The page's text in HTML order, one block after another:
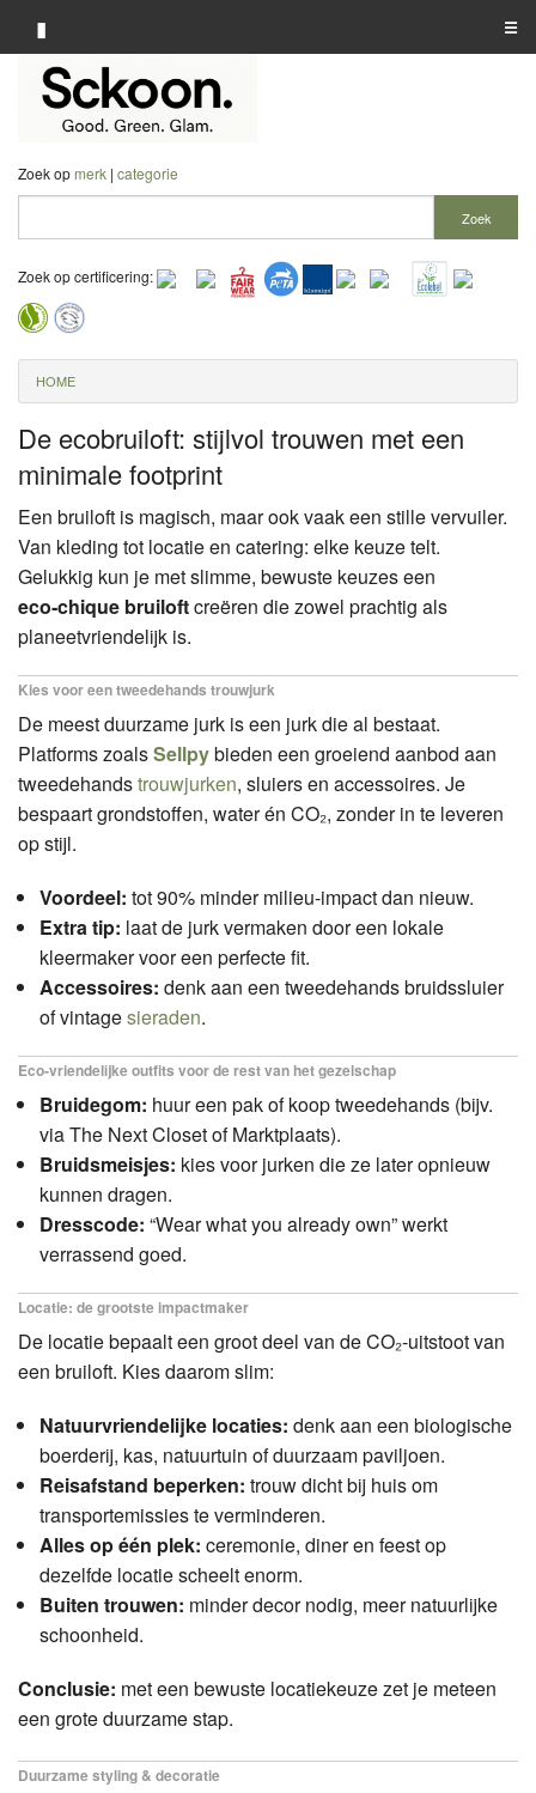
▮ ☰
Categorie A-Z
Merk A-Z
Winkelier A-Z
Zoek opmerk | categorie
Zoek
Zoek op certificering:
HOME
De ecobruiloft: stijlvol trouwen met een
minimale footprint
Een bruiloft is magisch, maar ook vaak een stille vervuiler.
Van kleding tot locatie en catering: elke keuze telt.
Gelukkig kun je met slimme, bewuste keuzes een
eco‑chique bruiloftcreëren die zowel prachtig als
planeetvriendelijk is.
Kies voor een tweedehands trouwjurk
De meest duurzame jurk is een jurk die al bestaat.
Platforms zoalsSellpybieden een groeiend aanbod aan
tweedehandstrouwjurken, sluiers en accessoires. Je
bespaart grondstoffen, water én CO₂, zonder in te leveren
op stijl.
Voordeel: tot 90% minder milieu-impact dan nieuw.
Extra tip: laat de jurk vermaken door een lokale
kleermaker voor een perfecte fit.
Accessoires: denk aan een tweedehands bruidssluier
of vintagesieraden.
Eco‑vriendelijke outfits voor de rest van het gezelschap
Bruidegom: huur een pak of koop tweedehands (bijv.
via The Next Closet of Marktplaats).
Bruidsmeisjes: kies voor jurken die ze later opnieuw
kunnen dragen.
Dresscode: “Wear what you already own” werkt
verrassend goed.
Locatie: de grootste impactmaker
De locatie bepaalt een groot deel van de CO₂‑uitstoot van
een bruiloft. Kies daarom slim:
Natuurvriendelijke locaties: denk aan een biologische
boerderij, kas, natuurtuin of duurzaam paviljoen.
Reisafstand beperken: trouw dicht bij huis om
transportemissies te verminderen.
Alles op één plek: ceremonie, diner en feest op
dezelfde locatie scheelt enorm.
Buiten trouwen: minder decor nodig, meer natuurlijke
schoonheid.
Conclusie: met een bewuste locatiekeuze zet je meteen
een grote duurzame stap.
Duurzame styling & decoratie